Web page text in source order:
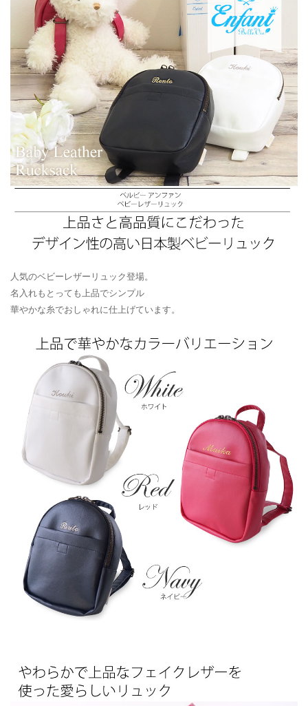
人気のベビーレザーリュック登場。
名入れもとっても上品でシンプル
華やかな糸でおしゃれに仕上げています。